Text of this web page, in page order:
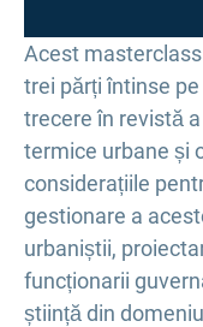
Acest
trei părți întinse
trecere în revistă
termice urbane și
considerațiile
gestionare a
urbaniștii,
funcționarii
știință din